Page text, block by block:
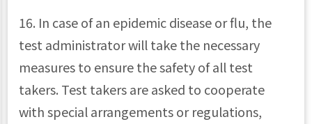
16. In case of an epidemic disease or flu, the
test administrator will take the necessary
measures to ensure the safety of all test
takers. Test takers are asked to cooperate
with special arrangements or regulations,